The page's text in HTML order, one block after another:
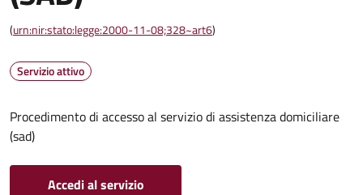
(urn:nir:stato:legge:2000-11-08;328~art6)
Servizio attivo
Procedimento di accesso al servizio di assistenza domiciliare
(sad)
Accedi al servizio